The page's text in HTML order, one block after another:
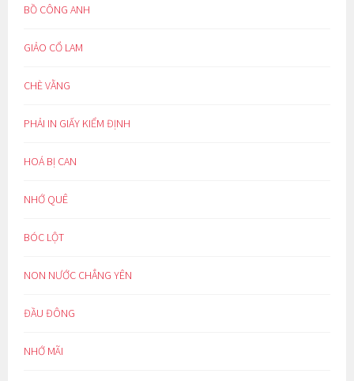
BỒ CÔNG ANH
GIẢO CỔ LAM
CHÈ VẰNG
PHẢI IN GIẤY KIỂM ĐỊNH
HOÁ BỊ CAN
NHỚ QUÊ
BÓC LỘT
NON NƯỚC CHẲNG YÊN
ĐẦU ĐÔNG
NHỚ MÃI